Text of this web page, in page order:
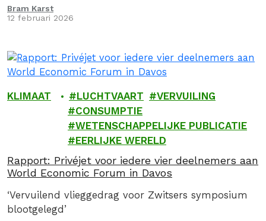
Bram Karst
12 februari 2026
KLIMAAT LUCHTVAART
VERVUILING
CONSUMPTIE
WETENSCHAPPELIJKE PUBLICATIE
EERLIJKE WERELD
Rapport: Privéjet voor iedere vier deelnemers aan
World Economic Forum in Davos
‘Vervuilend vlieggedrag voor Zwitsers symposium
blootgelegd’